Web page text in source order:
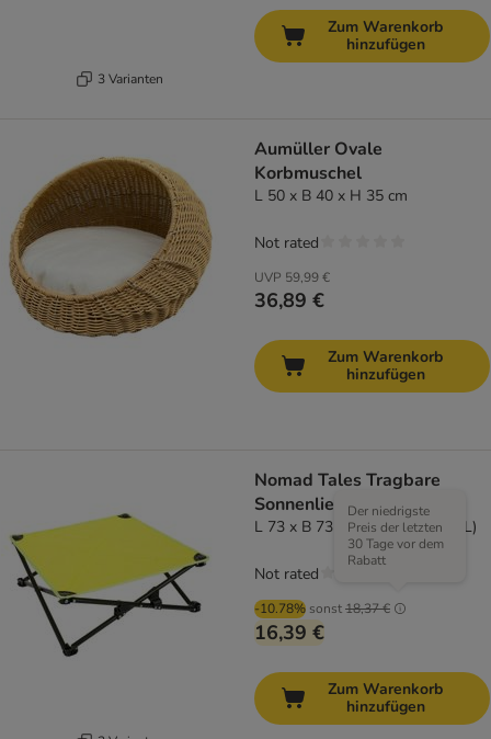
3 Varianten
Zum Warenkorb
hinzufügen
Aumüller Ovale
Korbmuschel
L 50 x B 40 x H 35 cm
UVP 59,99 €
36,89 €
Not rated
Zum Warenkorb
hinzufügen
Nomad Tales Tragbare
Sonnenliege
L 73 x B 73 x H 33 cm (Größe L)
-10.78% sonst18,37 €
Der niedrigste
Preis der letzten
30 Tage vor dem
Rabatt
16,39 €
Not rated
Zum Warenkorb
hinzufügen